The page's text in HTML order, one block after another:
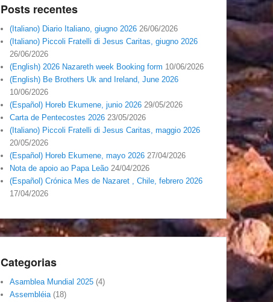
Posts recentes
(Italiano) Diario Italiano, giugno 2026 26/06/2026
(Italiano) Piccoli Fratelli di Jesus Caritas, giugno 2026
26/06/2026
(English) 2026 Nazareth week Booking form 10/06/2026
(English) Be Brothers Uk and Ireland, June 2026
10/06/2026
(Español) Horeb Ekumene, junio 2026 29/05/2026
Carta de Pentecostes 2026 23/05/2026
(Italiano) Piccoli Fratelli di Jesus Caritas, maggio 2026
20/05/2026
(Español) Horeb Ekumene, mayo 2026 27/04/2026
Nota de apoio ao Papa Leão 24/04/2026
(Español) Crónica Mes de Nazaret , Chile, febrero 2026
17/04/2026
Categorias
Asamblea Mundial 2025 (4)
Assembléia(18)